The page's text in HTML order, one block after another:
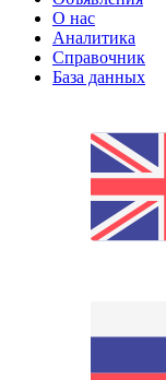
О нас
Аналитика
Справочник
База данных